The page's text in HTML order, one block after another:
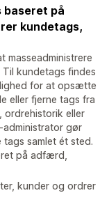
baseret på
kundetags,
masseadministrere
kundetags findes
for at opsætte
eller fjerne tags fra
ordrehistorik eller
gør
samlet ét sted.
på adfærd,
kunder og ordrer